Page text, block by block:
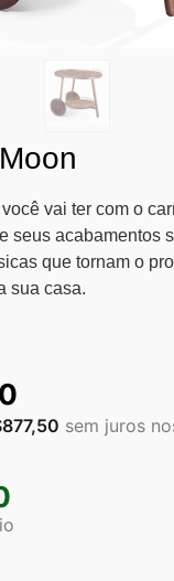
vai ter com o
seus acabamentos
que tornam o
sua casa.
877,50 sem juros